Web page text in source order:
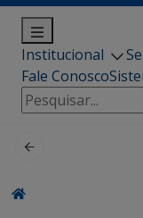
Institucional
Fale Conosco
Pesquisar
por: